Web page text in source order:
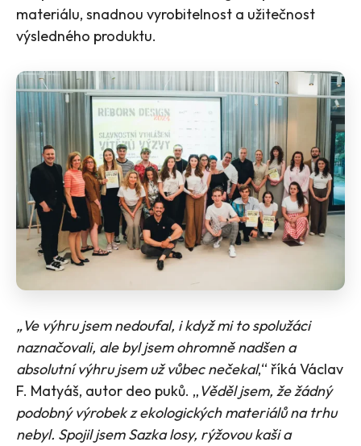
materiálu, snadnou vyrobitelnost a užitečnost
výsledného produktu.
„Ve výhru jsem nedoufal, i když mi to spolužáci
naznačovali, ale byl jsem ohromně nadšen a
absolutní výhru jsem už vůbec nečekal,“ říká Václav
F. Matyáš, autor deo puků. „Věděl jsem, že žádný
podobný výrobek z ekologických materiálů na trhu
nebyl. Spojil jsem Sazka losy, rýžovou kaši a